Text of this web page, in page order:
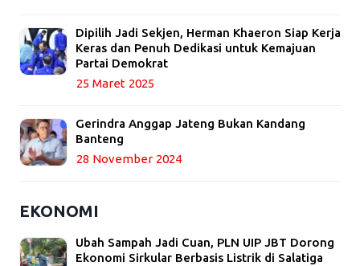
Dipilih Jadi Sekjen, Herman Khaeron Siap Kerja
Keras dan Penuh Dedikasi untuk Kemajuan
Partai Demokrat
25 Maret 2025
Gerindra Anggap Jateng Bukan Kandang
Banteng
28 November 2024
EKONOMI
Ubah Sampah Jadi Cuan, PLN UIP JBT Dorong
Ekonomi Sirkular Berbasis Listrik di Salatiga